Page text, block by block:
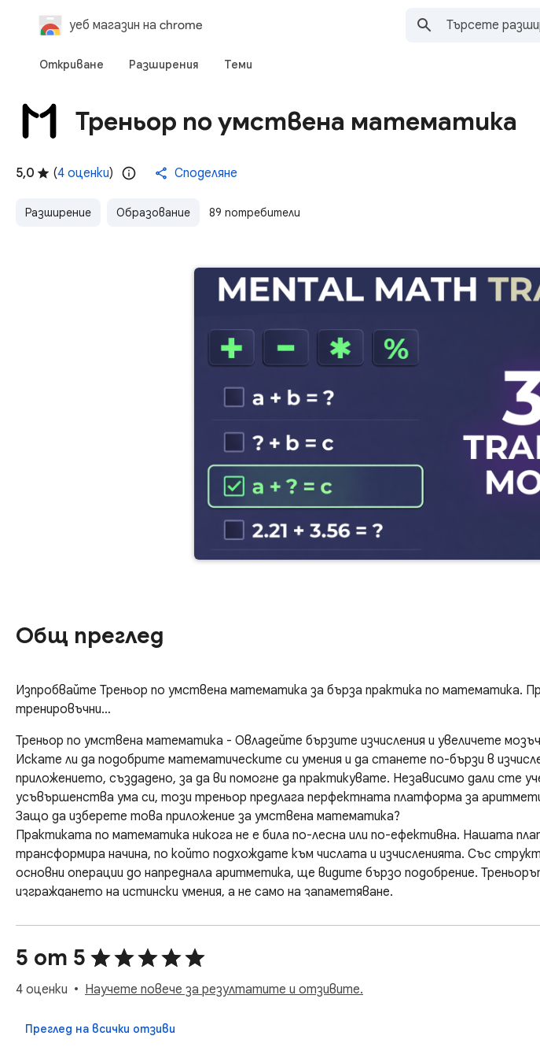
уеб магазин на chrome
Откриване Разширения Теми
Треньор по умствена математика
5,0 (4 оценки) Споделяне
Разширение Образование 89 потребители
Общ преглед
Изпробвайте Треньор по умствена математика за бърза практика по математика.
тренировъчни…
Треньор по умствена математика - Овладейте бързите изчисления и увеличете
Искате ли да подобрите математическите си умения и да станете по-бързи в
приложението, създадено, за да ви помогне да практикувате. Независимо дали сте
усъвършенства ума си, този треньор предлага перфектната платформа за
Защо да изберете това приложение за умствена математика?
Практиката по математика никога не е била по-лесна или по-ефективна. Нашата
трансформира начина, по който подхождате към числата и изчисленията. Със
основни операции до напреднала аритметика, ще видите бързо подобрение.
изграждането на истински умения, а не само на запаметяване.
Нашата тренировъчна програма включва разнообразни типове упражнения, за да
1️⃣ Упражнения по математика - Увладейте таблиците за умножение и сложни задачи
2️⃣ Упражнения по математика - Ускорете уменията си с прогресивни
3️⃣ Упражнения по изваждане - Развийте светкавични способности
5️⃣ Упражнения по умножение - Напреднали техники и стратегии
5 от 5
4 оценки Научете повече за резултатите и отзивите.
Преглед на всички отзиви